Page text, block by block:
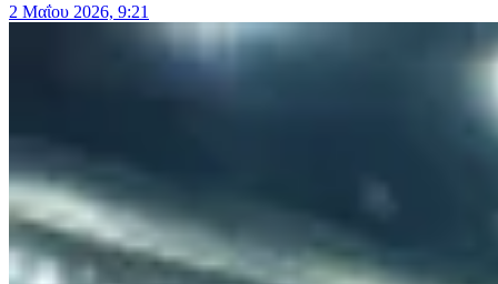
2 Μαΐου 2026, 9:21